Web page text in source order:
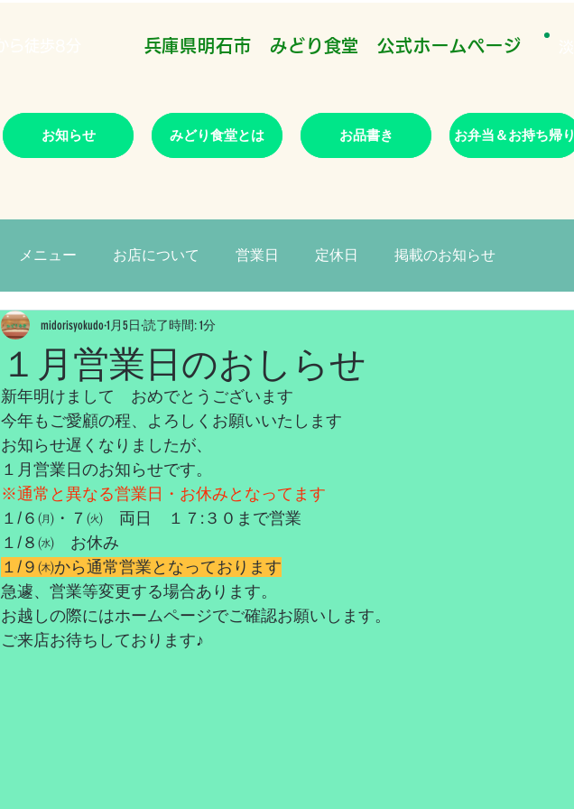
​兵庫県明石市 みどり食堂 公式ホームページ
お知らせ みどり食堂とは お品書き お弁当＆お持ち帰り
メニュー お店について 営業日 定休日 掲載のお知らせ
１月営業日のおしらせ
midorisyokudo1月5日 読了時間: 1分
新年明けまして　おめでとうございます
今年もご愛顧の程、よろしくお願いいたします
お知らせ遅くなりましたが、
１月営業日のお知らせです。
※通常と異なる営業日・お休みとなってます
１/６㈪・７㈫　両日　１７:３０まで営業
１/８㈬　お休み
１/９㈭から通常営業となっております
急遽、営業等変更する場合あります。
お越しの際にはホームページでご確認お願いします。
ご来店お待ちしております♪